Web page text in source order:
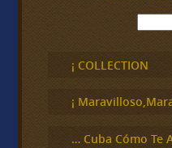
B
u
c
a
¡ COLLECTION
¡
… Cuba Cómo Te